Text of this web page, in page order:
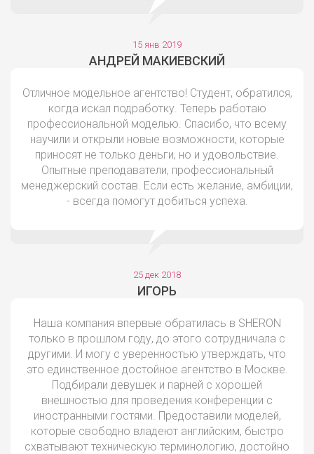
15 янв 2019
АНДРЕЙ МАКИЕВСКИЙ
Отличное модельное агентство! Студент, обратился,
когда искал подработку. Теперь работаю
профессиональной моделью. Спасибо, что всему
научили и открыли новые возможности, которые
приносят не только деньги, но и удовольствие.
Опытные преподаватели, профессиональный
менеджерский состав. Если есть желание, амбиции,
- всегда помогут добиться успеха.
25 дек 2018
ИГОРЬ
Наша компания впервые обратилась в SHERON
только в прошлом году, до этого сотрудничала с
другими. И могу с уверенностью утверждать, что
это единственное достойное агентство в Москве.
Подбирали девушек и парней с хорошей
внешностью для проведения конференции с
иностранными гостями. Предоставили моделей,
которые свободно владеют английским, быстро
схватывают техническую терминологию, достойно